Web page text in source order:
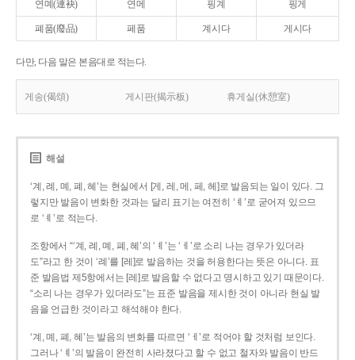
연몌(連袂) 연메 핑계 핑게
폐품(廢品) 페품 계시다 게시다
다만, 다음 말은 본음대로 적는다.
게송(偈頌) 게시판(揭示板) 휴게실(休憩室)
해설
‘계, 례, 몌, 폐, 혜’는 현실에서 [게, 레, 메, 페, 헤]로 발음되는 일이 있다. 그
렇지만 발음이 변화한 것과는 달리 표기는 여전히 ‘ㅖ’로 굳어져 있으므
로 ‘ㅖ’로 적는다.
조항에서 “‘계, 례, 몌, 폐, 혜’의 ‘ㅖ’는 ‘ㅔ’로 소리 나는 경우가 있더라
도”라고 한 것이 ‘례’를 [레]로 발음하는 것을 허용한다는 뜻은 아니다. 표
준 발음법 제5항에서는 [레]로 발음할 수 없다고 명시하고 있기 때문이다.
“소리 나는 경우가 있더라도”는 표준 발음을 제시한 것이 아니라 현실 발
음을 언급한 것이라고 해석해야 한다.
‘계, 몌, 폐, 혜’는 발음의 변화를 따르면 ‘ㅔ’로 적어야 할 것처럼 보인다.
그러나 ‘ㅖ’의 발음이 완전히 사라졌다고 할 수 없고 철자와 발음이 반드